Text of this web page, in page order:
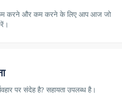
कम करने और कम करने के लिए आप आज जो
पर संदेह है? सहायता उपलब्ध है।